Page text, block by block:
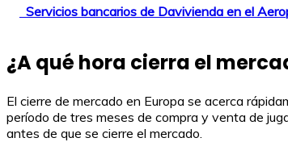
Servicios bancarios de Davivienda en el
¿A qué hora cierra el
El cierre de mercado en Europa se acerca
período de tres meses de compra y venta de
antes de que se cierre el mercado.